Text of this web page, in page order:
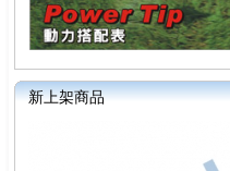
新上架商品